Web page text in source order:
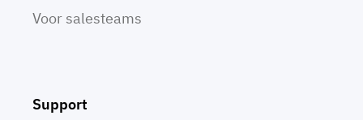
Voor salesteams
Support